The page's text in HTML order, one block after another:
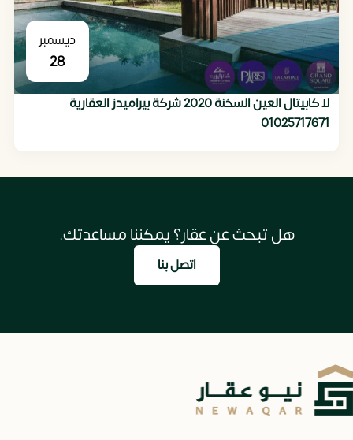
ديسمبر
28
لا كابيتال العين السخنة 2020 شركة بيراميدز العقارية
01025717671
هل تبحث عن عقار؟ يمكننا مساعدتك.
اتصل بنا